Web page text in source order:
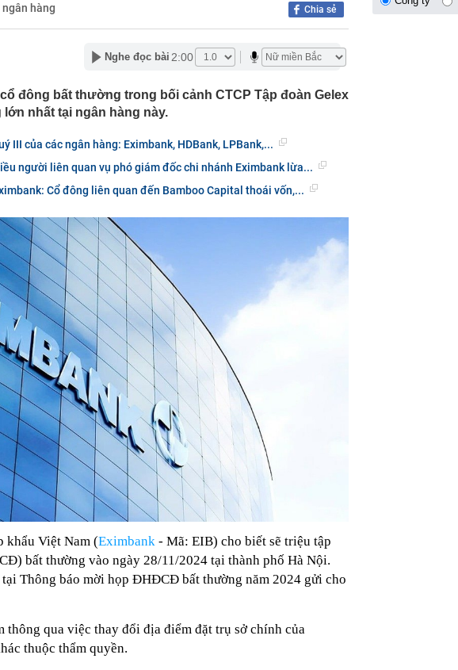
mạng xã hội
bị lên thành phố trực thuộc Trung ương mới của Việt Nam
Giang có biệt danh 'Mười Khó'?
bà khiến dân mạng nể phục
sinh nổ súng đoạt mạng nhiều giáo viên và bạn học
sinh lại ít dùng
- Kết quả xổ số miền Bắc hôm nay thứ Sáu ngày 7/8/2026
ngân hàng chưa từng được sử dụng bất ngờ có số dư 100
Hà Nội hay bán hết trước giờ trưa?
Quốc xử lý 'anh hùng bàn phím' bôi nhọ, xúc phạm cá nhân
minh cọc tiền tổng giá trị 80.000.000 đồng bị bỏ lại ở địa
hàng Chia sẻ
Nghe đọc bài 2:00
đông bất thường trong bối cảnh CTCP Tập đoàn Gelex
nhất tại ngân hàng này.
III của các ngân hàng: Eximbank, HDBank, LPBank,...
người liên quan vụ phó giám đốc chi nhánh Eximbank lừa...
Cổ đông liên quan đến Bamboo Capital thoái vốn,...
khẩu Việt Nam (Eximbank - Mã: EIB) cho biết sẽ triệu tập
bất thường vào ngày 28/11/2024 tại thành phố Hà Nội.
Thông báo mời họp ĐHĐCĐ bất thường năm 2024 gửi cho
thông qua việc thay đổi địa điểm đặt trụ sở chính của
thuộc thẩm quyền.